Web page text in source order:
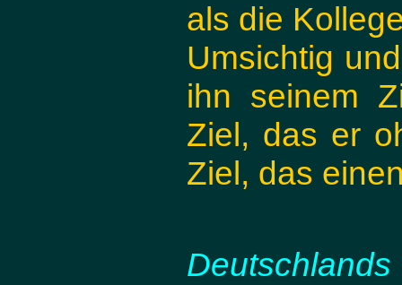
als die
Umsichtig
ihn seinem
Ziel, das er
Ziel, das